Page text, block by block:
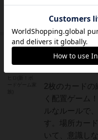
続きを読む（約4年
458名 0名
2枚のカードの
く配置ゲーム
ルなルールで
す。場所カー
いて、意識し
神